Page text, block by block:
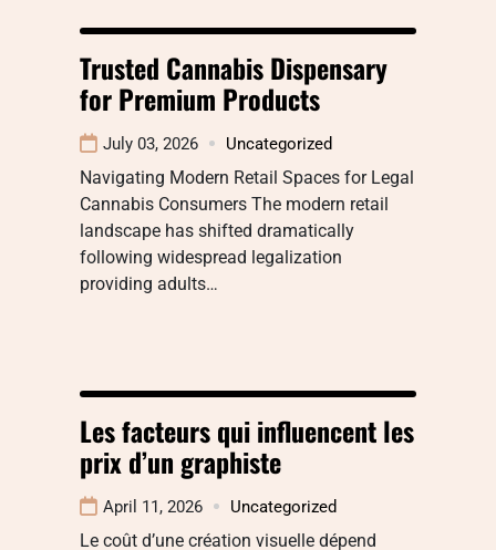
Trusted Cannabis Dispensary
for Premium Products
July 03, 2026 Uncategorized
Navigating Modern Retail Spaces for Legal
Cannabis Consumers The modern retail
landscape has shifted dramatically
following widespread legalization
providing adults…
Les facteurs qui influencent les
prix d’un graphiste
April 11, 2026 Uncategorized
Le coût d’une création visuelle dépend